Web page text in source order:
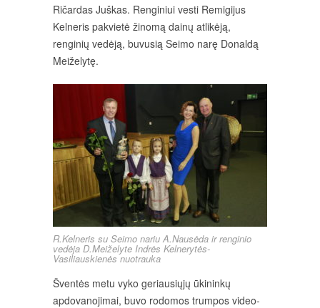
Ričardas Juškas. Renginiui vesti Remigijus
Kelneris pakvietė žinomą dainų atlikėją,
renginių vedėją, buvusią Seimo narę Donaldą
Meiželytę.
R.Kelneris su Seimo nariu A.Nausėda ir renginio
vedėja D.Meiželyte Indrės Kelnerytės-
Vasiliauskienės nuotrauka
Šventės metu vyko geriausiųjų ūkininkų
apdovanojimai, buvo rodomos trumpos video-